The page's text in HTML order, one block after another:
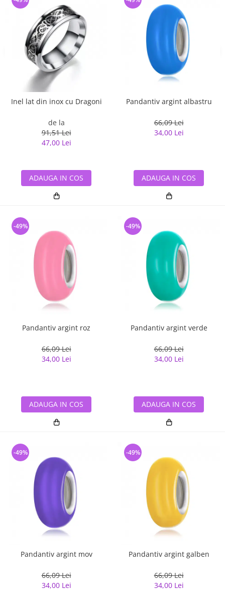
Inel lat din inox cu Dragoni
de la
91,51 Lei
47,00 Lei
ADAUGA IN COS
Pandantiv argint albastru
66,09 Lei
34,00 Lei
ADAUGA IN COS
Pandantiv argint roz
66,09 Lei
34,00 Lei
-49%
ADAUGA IN COS
Pandantiv argint verde
66,09 Lei
34,00 Lei
-49%
ADAUGA IN COS
Pandantiv argint mov
66,09 Lei
34,00 Lei
-49%
Pandantiv argint galben
66,09 Lei
34,00 Lei
-49%